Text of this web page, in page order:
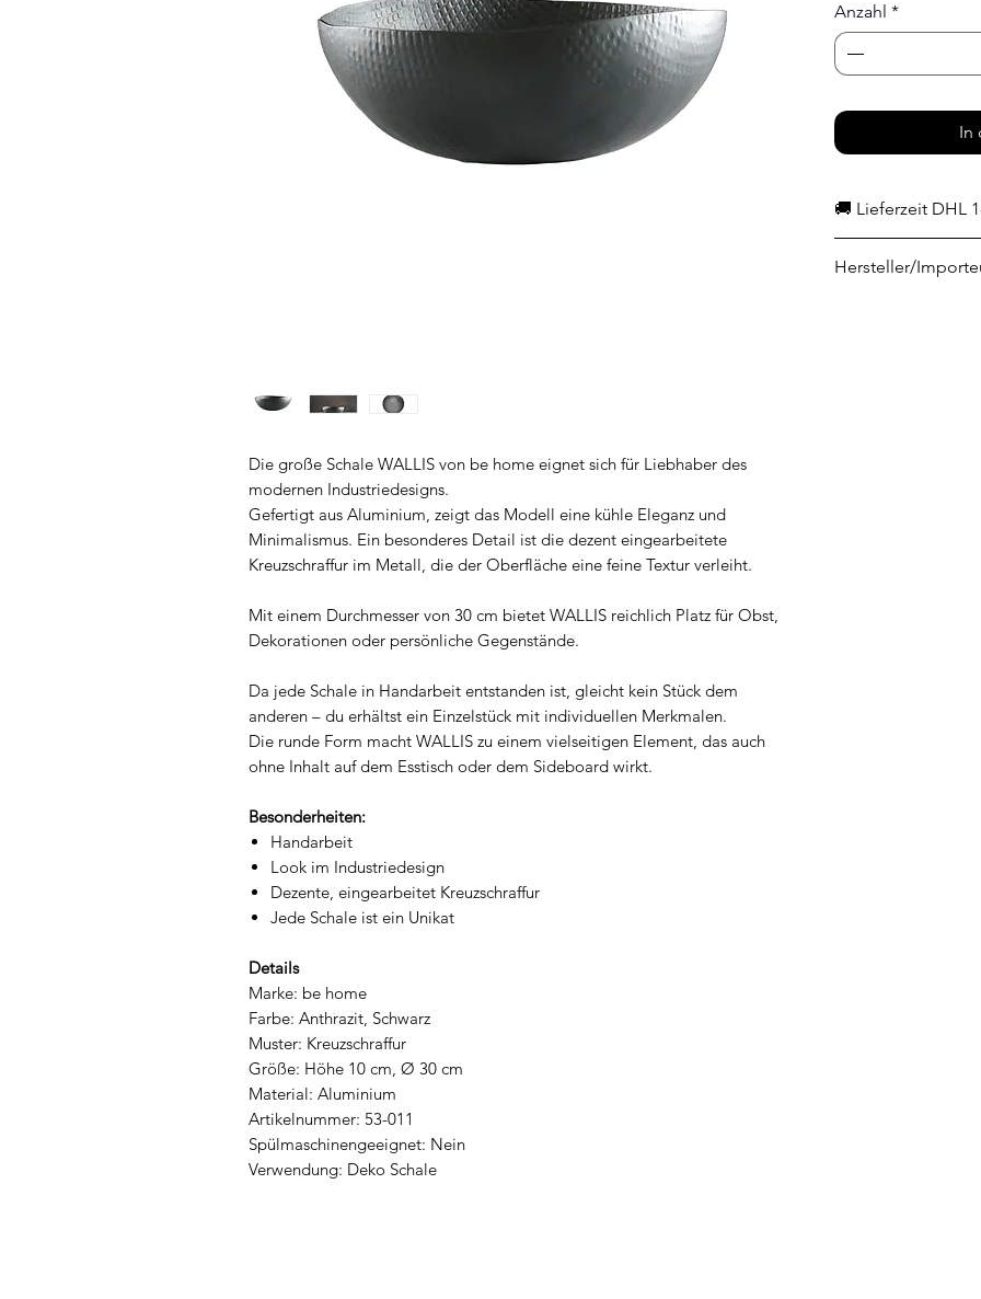
Die große Schale WALLIS von be home eignet sich für Liebhaber des
modernen Industriedesigns.
Gefertigt aus Aluminium, zeigt das Modell eine kühle Eleganz und
Minimalismus. Ein besonderes Detail ist die dezent eingearbeitete
Kreuzschraffur im Metall, die der Oberfläche eine feine Textur verleiht.
Mit einem Durchmesser von 30 cm bietet WALLIS reichlich Platz für Obst,
Dekorationen oder persönliche Gegenstände.
Da jede Schale in Handarbeit entstanden ist, gleicht kein Stück dem
anderen – du erhältst ein Einzelstück mit individuellen Merkmalen.
Die runde Form macht WALLIS zu einem vielseitigen Element, das auch
ohne Inhalt auf dem Esstisch oder dem Sideboard wirkt.
Besonderheiten:
Handarbeit
Look im Industriedesign
Dezente, eingearbeitet Kreuzschraffur
Jede Schale ist ein Unikat
Details
Marke: be home
Farbe: Anthrazit, Schwarz
Muster: Kreuzschraffur
Größe: Höhe 10 cm, Ø 30 cm
Material: Aluminium
Artikelnummer: 53-011
Spülmaschinengeeignet: Nein
Verwendung: Deko Schale
Anzahl *
In
🚚 Lieferzeit DHL
Hersteller/